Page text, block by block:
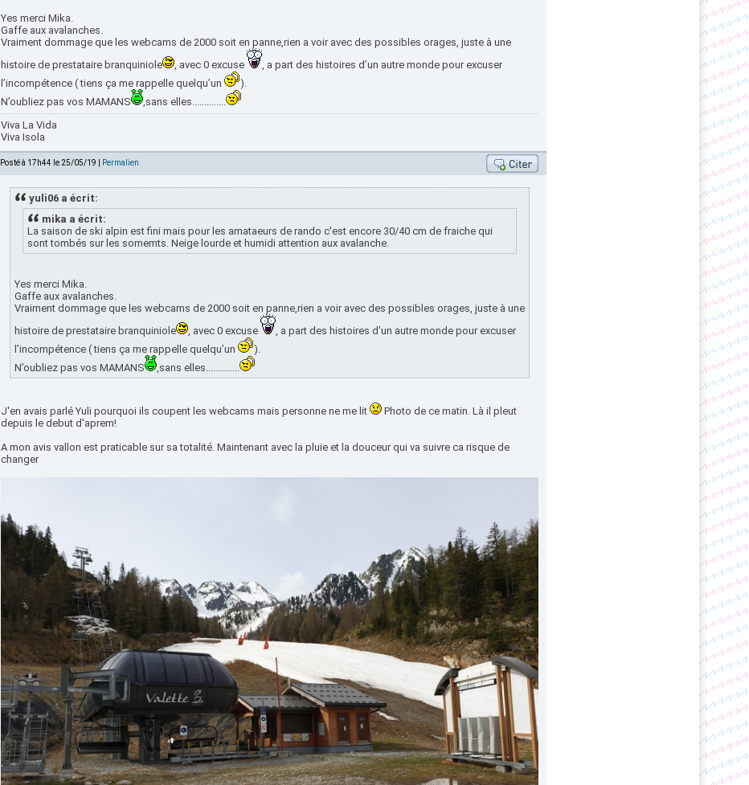
Yes merci Mika.
Gaffe aux avalanches.
Vraiment dommage que les webcams de 2000 soit en panne,rien a voir avec des possibles orages, juste à une
histoire de prestataire branquiniole
, avec 0 excuse
, a part des histoires d’un autre monde pour excuser
l’incompétence ( tiens ça me rappelle quelqu’un
).
N’oubliez pas vos MAMANS
,sans elles..............
Viva La Vida
Viva Isola
Posté à 17h44 le 25/05/19 | Permalien
yuli06 a écrit:
mika a écrit:
La saison de ski alpin est fini mais pour les amataeurs de rando c'est encore 30/40 cm de fraiche qui
sont tombés sur les somemts. Neige lourde et humidi attention aux avalanche.
Yes merci Mika.
Gaffe aux avalanches.
Vraiment dommage que les webcams de 2000 soit en panne,rien a voir avec des possibles orages, juste à une
histoire de prestataire branquiniole
, avec 0 excuse
, a part des histoires d’un autre monde pour excuser
l’incompétence ( tiens ça me rappelle quelqu’un
).
N’oubliez pas vos MAMANS
,sans elles..............
J'en avais parlé Yuli pourquoi ils coupent les webcams mais personne ne me lit
Photo de ce matin. Là il pleut
depuis le debut d'aprem!
A mon avis vallon est praticable sur sa totalité. Maintenant avec la pluie et la douceur qui va suivre ca risque de
changer